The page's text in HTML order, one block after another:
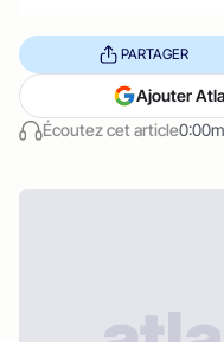
Écoutez cet article
PARTAGER
Ajouter